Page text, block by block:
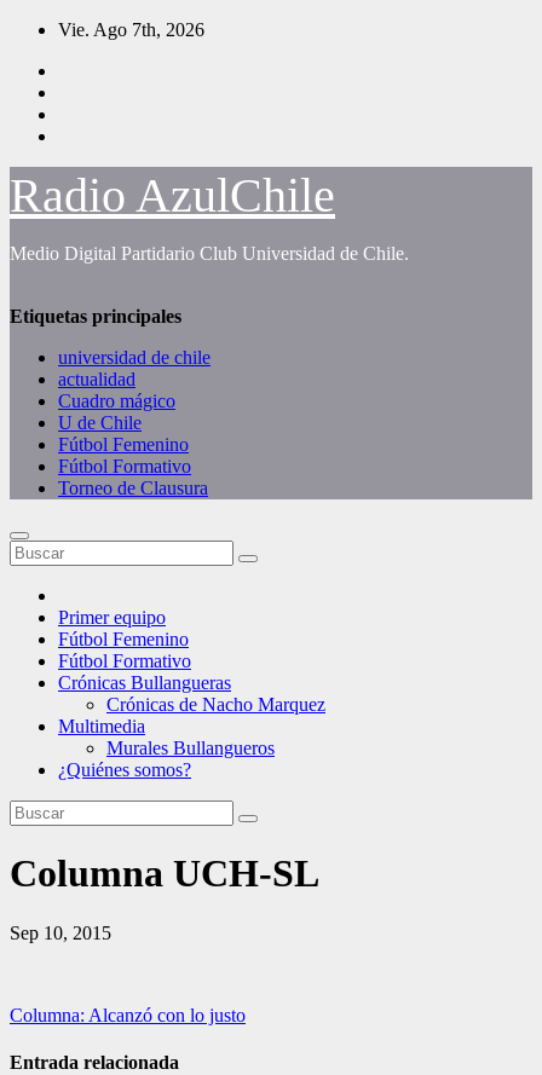
Saltar
contenido
Vie. Ago 7th, 2026
Radio AzulChile
Medio Digital Partidario Club Universidad de Chile.
Etiquetas principales
universidad de chile
actualidad
Cuadro mágico
U de Chile
Fútbol Femenino
Fútbol Formativo
Torneo de Clausura
Primer equipo
Fútbol Femenino
Fútbol Formativo
Crónicas Bullangueras
Crónicas de Nacho Marquez
Multimedia
Murales Bullangueros
¿Quiénes somos?
Columna UCH-SL
Sep 10, 2015
Navegación
de
Columna: Alcanzó con lo justo
Entrada relacionada